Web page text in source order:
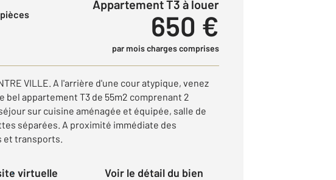
pièces
Appartement T3 à louer
650 €
par mois charges comprises
VILLE. A l'arrière d'une cour atypique, venez
bel appartement T3 de 55m2 comprenant 2
sur cuisine aménagée et équipée, salle de
séparées. A proximité immédiate des
et transports.
virtuelle Voir le détail du bien